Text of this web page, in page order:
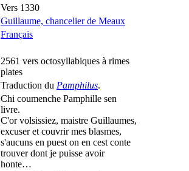
Vers 1330
Guillaume, chancelier de Meaux
Français
2561 vers octosyllabiques à rimes
plates
Traduction du Pamphilus.
Chi coumenche Pamphille sen
livre.
C'or volsissiez, maistre Guillaumes,
excuser et couvrir mes blasmes,
s'aucuns en puest on en cest conte
trouver dont je puisse avoir
honte…